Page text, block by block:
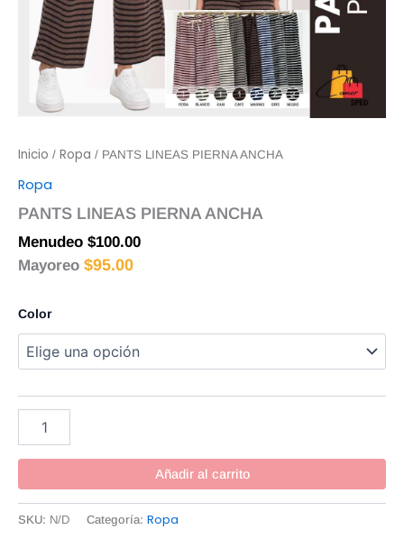
Inicio / Ropa / PANTS LINEAS PIERNA ANCHA
Ropa
PANTS LINEAS PIERNA ANCHA
Menudeo $100.00
Mayoreo $95.00
Color
Añadir al carrito
SKU: N/D Categoría: Ropa